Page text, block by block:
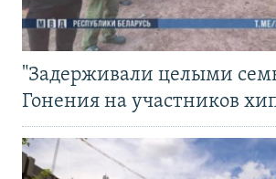
"Задерживали целыми
Гонения на участников